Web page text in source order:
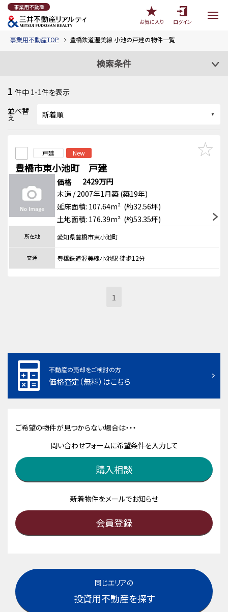
事業用不動産
お気に入り
ログイン
事業用不動産TOP 豊橋鉄道渥美線 小池の戸建の物件一覧
検索条件
1 件中 1-1件を表示
並べ替
え
戸建 New
豊橋市東小池町 戸建
価格
2429万円
木造 / 2007年1月築 (築19年)
延床面積: 107.64m² (約32.56坪)
土地面積: 176.39m² (約53.35坪)
所在地 愛知県豊橋市東小池町
交通 豊橋鉄道渥美線小池駅 徒歩12分
1
不動産の売却をご検討の方
価格査定（無料）はこちら
ご希望の物件が見つからない場合は・・・
問い合わせフォームに希望条件を入力して
購入相談
新着物件をメールでお知らせ
会員登録
同じエリアの
投資用不動産を探す